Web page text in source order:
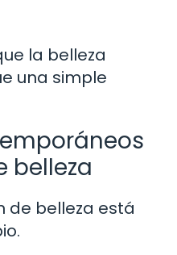
la belleza
una simple
belleza
de belleza está